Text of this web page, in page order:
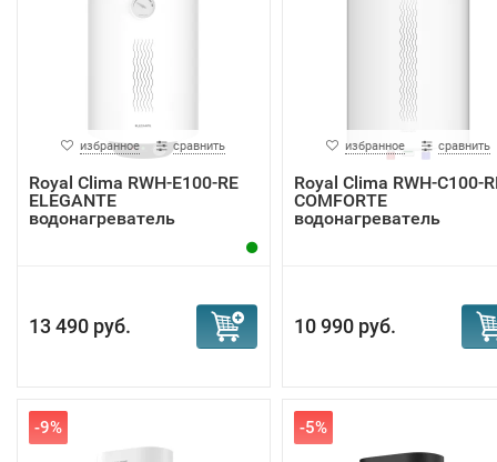
избранное сравнить
Royal Clima RWH-E100-RE
ELEGANTE
водонагреватель
13 490 руб.
избранное сравнить
Royal Clima RWH-С100-
COMFORTE
водонагреватель
10 990 руб.
-9% -5%